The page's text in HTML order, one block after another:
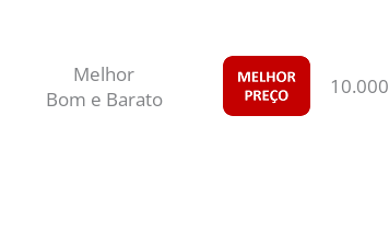
Melhor
Bom e Barato
10.000